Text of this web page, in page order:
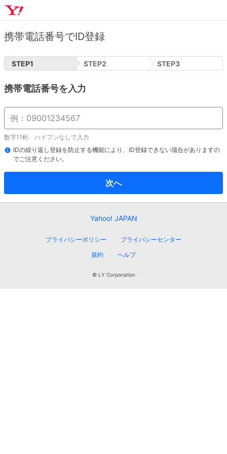
携帯電話番号でID登録
STEP1 STEP2 STEP3
携帯電話番号を入力
数字11桁、ハイフンなしで入力
IDの繰り返し登録を防止する機能により、ID登録できない場合がありますの
でご注意ください。
次へ
Yahoo! JAPAN
プライバシーポリシー
プライバシーセンター
規約
ヘルプ
© LY Corporation